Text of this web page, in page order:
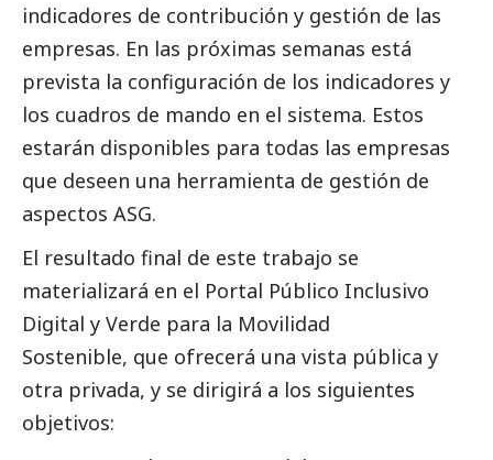
indicadores de contribución y gestión de las
empresas. En las próximas semanas está
prevista la configuración de los indicadores y
los cuadros de mando en el sistema. Estos
estarán disponibles para todas las empresas
que deseen una herramienta de gestión de
aspectos ASG.
El resultado final de este trabajo se
materializará en el Portal Público Inclusivo
Digital y Verde para la Movilidad
Sostenible, que ofrecerá una vista pública y
otra privada, y se dirigirá a los siguientes
objetivos: